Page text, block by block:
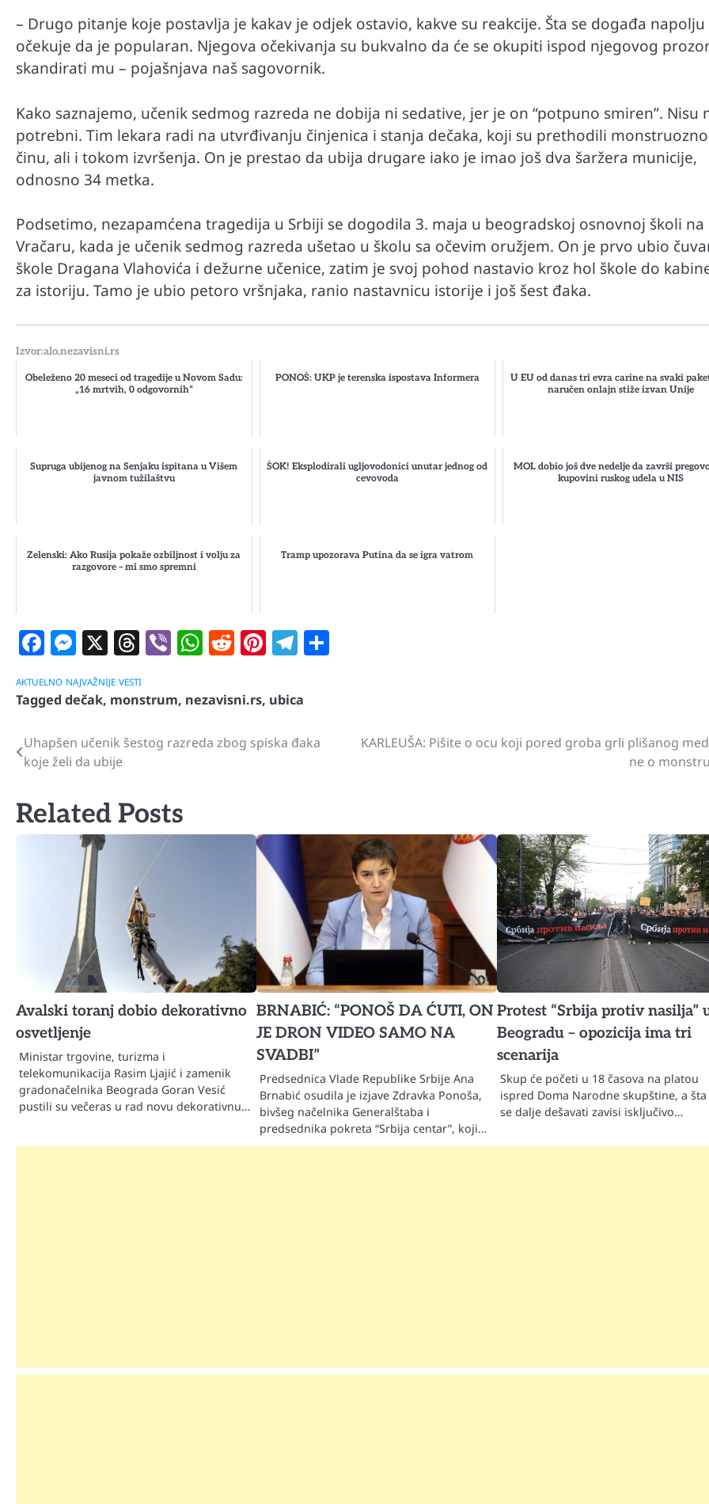
– Drugo pitanje koje postavlja je kakav je odjek ostavio, kakve su reakcije. Šta se događa napolju
očekuje da je popularan. Njegova očekivanja su bukvalno da će se okupiti ispod njegovog
skandirati mu – pojašnjava naš sagovornik.
Kako saznajemo, učenik sedmog razreda ne dobija ni sedative, jer je on “potpuno smiren”. Nisu
potrebni. Tim lekara radi na utvrđivanju činjenica i stanja dečaka, koji su prethodili
činu, ali i tokom izvršenja. On je prestao da ubija drugare iako je imao još dva šaržera municije,
odnosno 34 metka.
Podsetimo, nezapamćena tragedija u Srbiji se dogodila 3. maja u beogradskoj osnovnoj školi na
Vračaru, kada je učenik sedmog razreda ušetao u školu sa očevim oružjem. On je prvo ubio
škole Dragana Vlahovića i dežurne učenice, zatim je svoj pohod nastavio kroz hol škole do
za istoriju. Tamo je ubio petoro vršnjaka, ranio nastavnicu istorije i još šest đaka.
Izvor:alo,nezavisni.rs
Obeleženo 20 meseci od tragedije u Novom Sadu:
„16 mrtvih, 0 odgovornih“
PONOŠ: UKP je terenska ispostava Informera
U EU od danas tri evra carine na svaki
naručen onlajn stiže izvan Unije
Supruga ubijenog na Senjaku ispitana u Višem
javnom tužilaštvu
ŠOK! Eksplodirali ugljovodonici unutar jednog od
cevovoda
MOL dobio još dve nedelje da završi
kupovini ruskog udela u NIS
Zelenski: Ako Rusija pokaže ozbiljnost i volju za
razgovore – mi smo spremni
Tramp upozorava Putina da se igra vatrom
Facebook
Messenger
X Threads
ViberWhatsApp
Reddit
Pinterest
Telegram
AKTUELNO NAJVAŽNIJE VESTI
Tagged dečak, monstrum, nezavisni.rs, ubica
Navigacija
članaka
Uhapšen učenik šestog razreda zbog spiska đaka
koje želi da ubije
KARLEUŠA: Pišite o ocu koji pored groba grli plišanog
ne o
Related Posts
Avalski toranj dobio dekorativno
osvetljenje
Ministar trgovine, turizma i
telekomunikacija Rasim Ljajić i zamenik
gradonačelnika Beograda Goran Vesić
pustili su večeras u rad novu dekorativnu…
BRNABIĆ: “PONOŠ DA ĆUTI, ON
JE DRON VIDEO SAMO NA
SVADBI”
Predsednica Vlade Republike Srbije Ana
Brnabić osudila je izjave Zdravka Ponoša,
bivšeg načelnika Generalštaba i
predsednika pokreta “Srbija centar”, koji…
Protest “Srbija protiv nasilja”
Beogradu – opozicija ima tri
scenarija
Skup će početi u 18 časova na platou
ispred Doma Narodne skupštine, a šta
se dalje dešavati zavisi isključivo…
Zašto u vožnji nije poželjno držati ruku na
menjaču
Zašto u vožnji nije poželjno držati ruku
menjaču